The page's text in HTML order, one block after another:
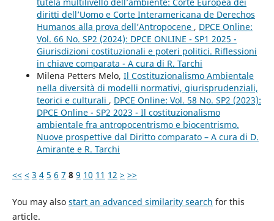
diritti dell’Uomo e Corte Interamericana de Derechos
Humanos alla prova dell’Antropocene , DPCE Online:
Vol. 66 No. SP2 (2024): DPCE ONLINE - SP1 2025 -
Giurisdizioni costituzionali e poteri politici. Riflessioni
in chiave comparata - A cura di R. Tarchi
Milena Petters Melo, Il Costituzionalismo Ambientale
nella diversità di modelli normativi, giurisprudenziali,
teorici e culturali , DPCE Online: Vol. 58 No. SP2 (2023):
DPCE Online - SP2 2023 - Il costituzionalismo
ambientale fra antropocentrismo e biocentrismo.
Nuove prospettive dal Diritto comparato – A cura di D.
Amirante e R. Tarchi
<< < 3 4 5 6 7 8 9 10 11 12 > >>
You may also start an advanced similarity search for this
article.